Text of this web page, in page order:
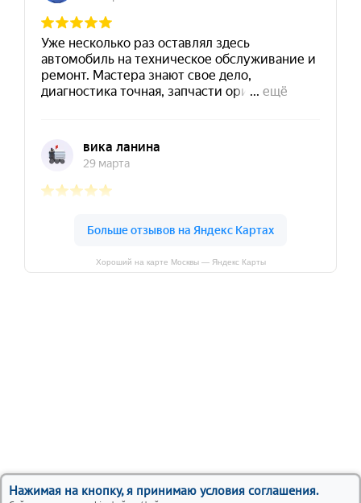
Нажимая на кнопку, я принимаю условия соглашения.
Хороший на карте Москвы — Яндекс Карты